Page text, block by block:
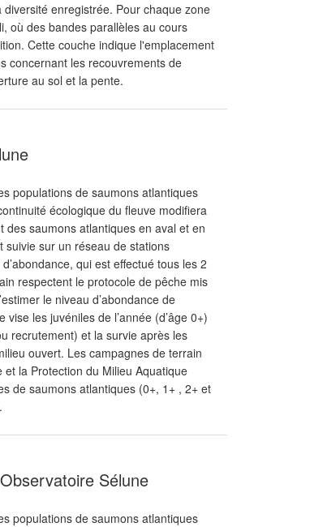
enregistrée. Pour chaque zone
où des bandes parallèles au cours
Cette couche indique l'emplacement
concernant les recouvrements de
au sol et la pente.
populations de saumons atlantiques
écologique du fleuve modifiera
saumons atlantiques en aval et en
sur un réseau de stations
qui est effectué tous les 2
respectent le protocole de pêche mis
le niveau d’abondance de
les juvéniles de l’année (d’âge 0+)
recrutement) et la survie après les
ouvert. Les campagnes de terrain
la Protection du Milieu Aquatique
de saumons atlantiques (0+, 1+ , 2+ et
Sélune
populations de saumons atlantiques